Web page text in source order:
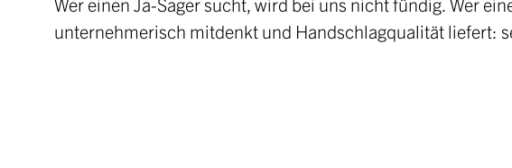
unternehmerisch mitdenkt und Handschlagqualität liefert: